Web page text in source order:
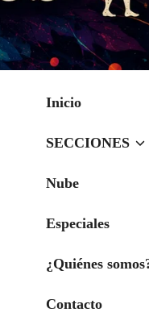
Inicio
SECCIONES
Nube
Especiales
¿Quiénes
Contacto